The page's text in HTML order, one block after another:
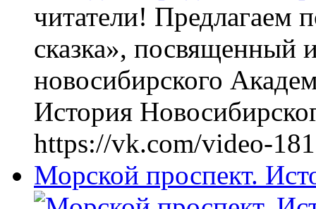
читатели! Предлагаем
сказка», посвященный
новосибирского
История
https://vk.com/video-
Морской проспект.